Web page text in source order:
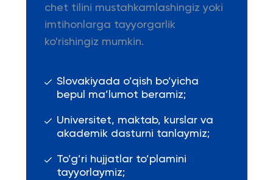
chet tilini mustahkamlashingiz yoki
imtihonlarga tayyorgarlik
ko'rishingiz mumkin.
Slovakiyada o’qish bo’yicha
bepul ma’lumot beramiz;
Universitet, maktab, kurslar va
akademik dasturni tanlaymiz;
To’g’ri hujjatlar to’plamini
tayyorlaymiz;